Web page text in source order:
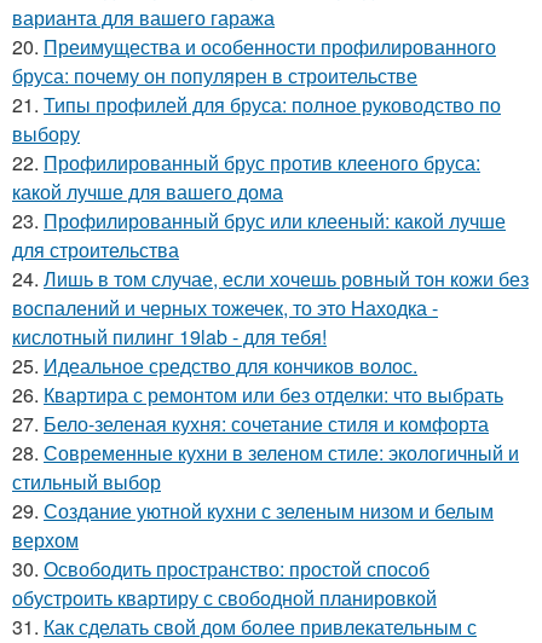
варианта для вашего гаража
20. Преимущества и особенности профилированного
бруса: почему он популярен в строительстве
21. Типы профилей для бруса: полное руководство по
выбору
22. Профилированный брус против клееного бруса:
какой лучше для вашего дома
23. Профилированный брус или клееный: какой лучше
для строительства
24. Лишь в том случае, если хочешь ровный тон кожи без
воспалений и черных тожечек, то это Находка -
кислотный пилинг 19lab - для тебя!
25. Идеальное средство для кончиков волос.
26. Квартира с ремонтом или без отделки: что выбрать
27. Бело-зеленая кухня: сочетание стиля и комфорта
28. Современные кухни в зеленом стиле: экологичный и
стильный выбор
29. Создание уютной кухни с зеленым низом и белым
верхом
30. Освободить пространство: простой способ
обустроить квартиру с свободной планировкой
31. Как сделать свой дом более привлекательным с